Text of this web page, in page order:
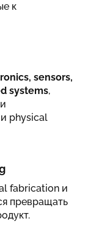
к
sensors,
systems,
и physical
fabrication и
превращать